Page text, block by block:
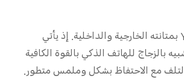
ويتميز هاتف Y02s بمتانته الخارجية والداخلية. إذ يأتي
بالزجاج للهاتف الذكي بالقوة الكافية
مع الاحتفاظ بشكل وملمس متطور.